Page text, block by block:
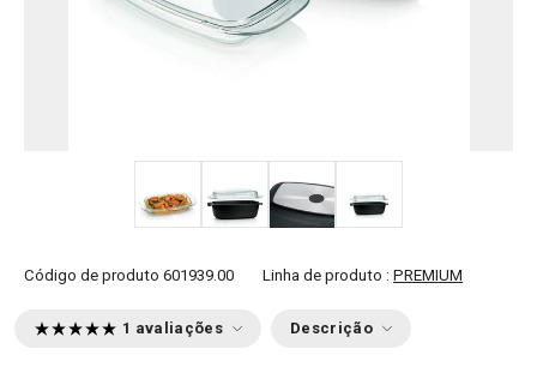
Código de produto 601939.00 Linha de produto : PREMIUM
1 avaliações Descrição